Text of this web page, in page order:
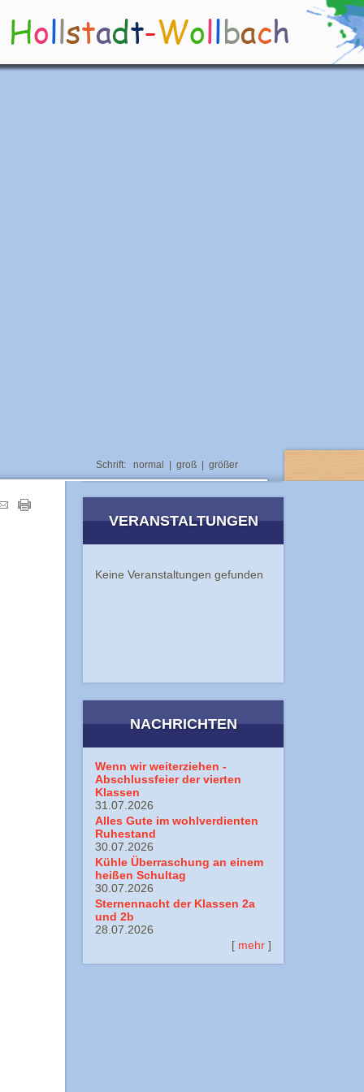
Schrift: normal groß größer
VERANSTALTUNGEN
Keine Veranstaltungen gefunden
NACHRICHTEN
Wenn wir weiterziehen -
Abschlussfeier der vierten
Klassen
31.07.2026
Alles Gute im wohlverdienten
Ruhestand
30.07.2026
Kühle Überraschung an einem
heißen Schultag
30.07.2026
Sternennacht der Klassen 2a
und 2b
28.07.2026
[ mehr ]